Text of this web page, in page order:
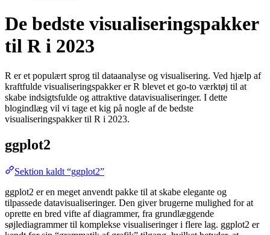
De bedste visualiseringspakker
til R i 2023
R er et populært sprog til dataanalyse og visualisering. Ved hjælp af
kraftfulde visualiseringspakker er R blevet et go-to værktøj til at
skabe indsigtsfulde og attraktive datavisualiseringer. I dette
blogindlæg vil vi tage et kig på nogle af de bedste
visualiseringspakker til R i 2023.
ggplot2
Sektion kaldt “ggplot2”
ggplot2 er en meget anvendt pakke til at skabe elegante og
tilpassede datavisualiseringer. Den giver brugerne mulighed for at
oprette en bred vifte af diagrammer, fra grundlæggende
søjlediagrammer til komplekse visualiseringer i flere lag. ggplot2 er